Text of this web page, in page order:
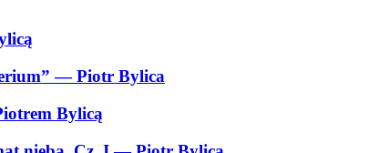
— Piotr Bylica
Bylicą